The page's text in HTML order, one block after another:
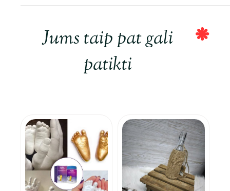
Jums taip pat gali
patikti